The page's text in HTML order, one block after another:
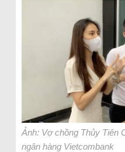
Ảnh: Vợ chồng Thủy Tiên
ngân hàng Vietcombank